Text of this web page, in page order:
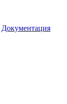
Документация